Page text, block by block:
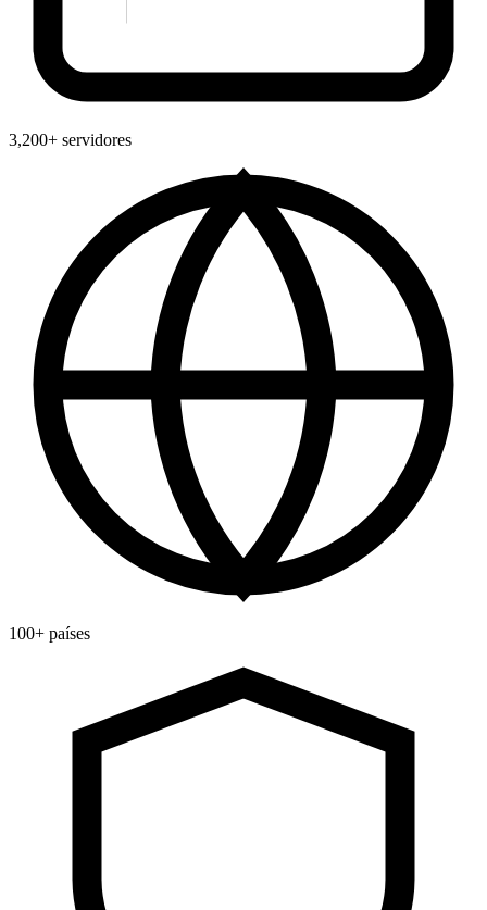
3,200+ servidores
100+ países